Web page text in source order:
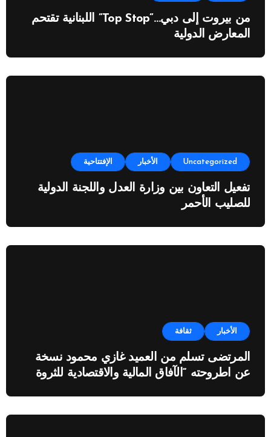
من بيروت إلى دبي…”Top Stop” اللبنانية تقتحم
المعارض الدولية
Uncategorized الأخبار الإفتتاحية
تفعيل التعاون بين وزارة العدل واللجنة الدولية
للصليب الأحمر
الأخبار ثقافة
المرتضى تسلم من العميد غازي محمود نسخة
عن اطروحته “الآفاق المالية والاقتصادية للثروة